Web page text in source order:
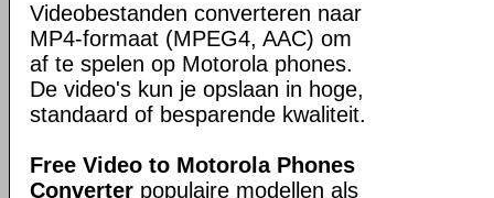
Videobestanden converteren naar
MP4-formaat (MPEG4, AAC) om
af te spelen op Motorola phones.
De video's kun je opslaan in hoge,
standaard of besparende kwaliteit.
Free Video to Motorola Phones
Converter populaire modellen als